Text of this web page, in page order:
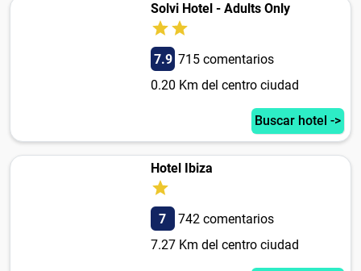
Solvi Hotel - Adults Only
7.9 715 comentarios
0.20 Km del centro ciudad
Buscar hotel ->
Hotel Ibiza
7
742 comentarios
7.27 Km del centro ciudad